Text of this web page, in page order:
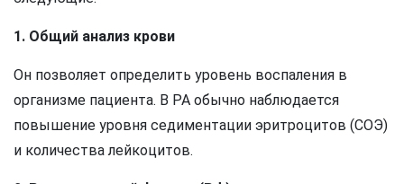
1. Общий анализ крови
Он позволяет определить уровень воспаления в
организме пациента. В РА обычно наблюдается
повышение уровня седиментации эритроцитов (СОЭ)
и количества лейкоцитов.